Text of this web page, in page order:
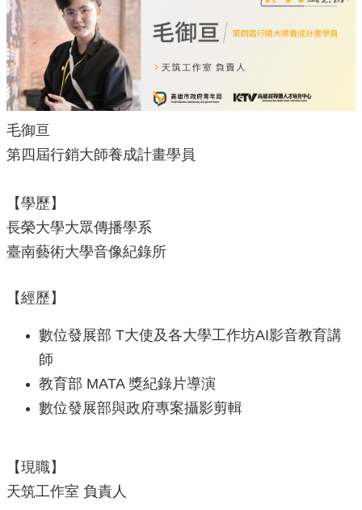
雄
青
資
源
主
題
專
區
民
服
務
公
資
信
毛御亘
第四屆行銷大師養成計畫學員
【學歷】
長榮大學大眾傳播學系
臺南藝術大學音像紀錄所
【經歷】
數位發展部 T大使及各大學工作坊AI影音教育講
師
教育部 MATA 獎紀錄片導演
數位發展部與政府專案攝影剪輯
【現職】
天筑工作室 負責人